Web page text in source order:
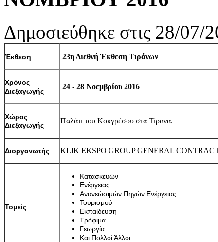
Δημοσιεύθηκε στις 28/07/
Έκθεση 23η Διεθνή Έκθεση Τιράνων
Χρόνος
Διεξαγωγής
24 - 28 Νοεμβρίου 2016
Χώρος
Διεξαγωγής
Παλάτι του Κοκγρέσου στα Τίρανα.
Διοργανωτής KLIK EKSPO GROUP GENERAL
Τομείς
Κατασκευών
Ενέργειας
Ανανεώσιμών Πηγών Ενέργειας
Τουρισμού
Εκπαίδευση
Τρόφιμα
Γεωργία
Και Πολλοί Άλλοι